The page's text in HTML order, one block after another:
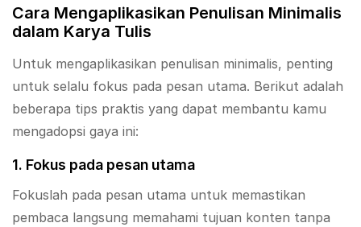
Cara Mengaplikasikan Penulisan Minimalis
dalam Karya Tulis
Untuk mengaplikasikan penulisan minimalis, penting
untuk selalu fokus pada pesan utama. Berikut adalah
beberapa tips praktis yang dapat membantu kamu
mengadopsi gaya ini:
1. Fokus pada pesan utama
Fokuslah pada pesan utama untuk memastikan
pembaca langsung memahami tujuan konten tanpa